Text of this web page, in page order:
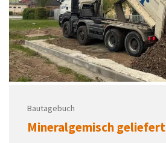
Bautagebuch
Mineralgemisch geliefert